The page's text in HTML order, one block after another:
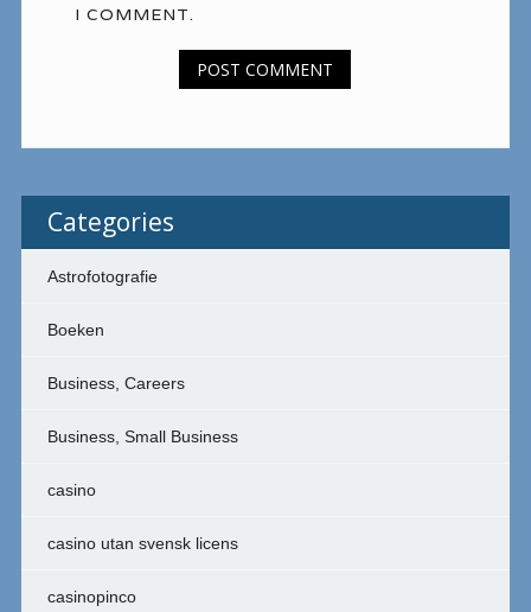
I COMMENT.
Categories
Astrofotografie
Boeken
Business, Careers
Business, Small Business
casino
casino utan svensk licens
casinopinco